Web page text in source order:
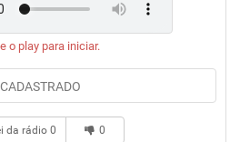
o play para iniciar.
da rádio 0 0